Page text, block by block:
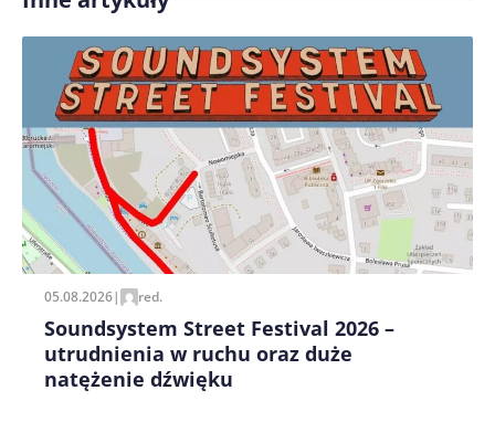
Zapamiętaj moje dane w tej przeglądarce podczas
pisania kolejnych komentarzy.
05.08.2026| red.
Soundsystem Street Festival 2026 –
utrudnienia w ruchu oraz duże
natężenie dźwięku